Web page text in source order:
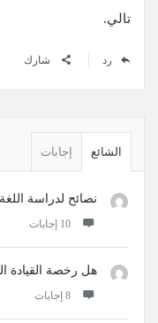
تالي.
رد شارك
الجانبيةالشائع إجابات
نصائح لدراسة
‫10 إجابات
هل رخصة القيادة
‫8 إجابات